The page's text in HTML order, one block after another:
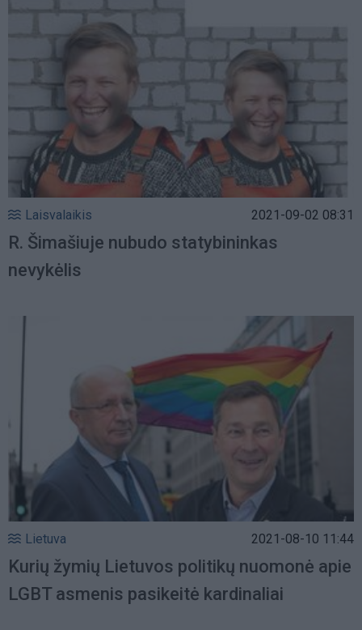
Laisvalaikis 2021-09-02 08:31
R. Šimašiuje nubudo statybininkas
nevykėlis
Lietuva 2021-08-10 11:44
Kurių žymių Lietuvos politikų nuomonė apie
LGBT asmenis pasikeitė kardinaliai